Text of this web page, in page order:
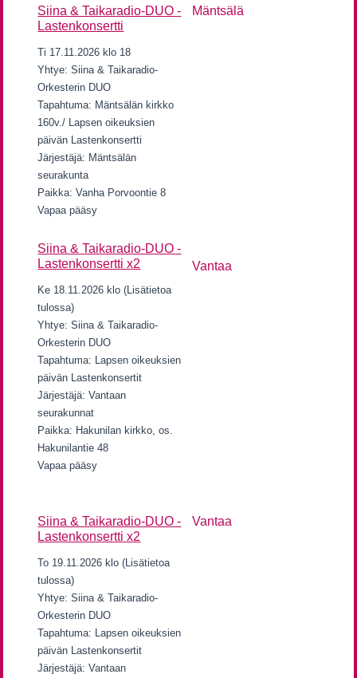
Siina & Taikaradio-DUO -
Lastenkonsertti
Ti 17.11.2026 klo 18
Yhtye: Siina & Taikaradio-
Orkesterin DUO
Tapahtuma: Mäntsälän kirkko
160v./ Lapsen oikeuksien
päivän Lastenkonsertti
Järjestäjä: Mäntsälän
seurakunta
Paikka: Vanha Porvoontie 8
Vapaa pääsy
Mäntsälä
Siina & Taikaradio-DUO -
Lastenkonsertti x2
Ke 18.11.2026 klo (Lisätietoa
tulossa)
Yhtye: Siina & Taikaradio-
Orkesterin DUO
Tapahtuma: Lapsen oikeuksien
päivän Lastenkonsertit
Järjestäjä: Vantaan
seurakunnat
Paikka: Hakunilan kirkko, os.
Hakunilantie 48
Vapaa pääsy
Vantaa
Siina & Taikaradio-DUO -
Lastenkonsertti x2
To 19.11.2026 klo (Lisätietoa
tulossa)
Yhtye: Siina & Taikaradio-
Orkesterin DUO
Tapahtuma: Lapsen oikeuksien
päivän Lastenkonsertit
Järjestäjä: Vantaan
Vantaa